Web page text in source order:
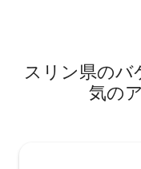
フルキッチンスペー
つの寝室にはクイー
バスルームが備わっ
スリン県のバ
気の